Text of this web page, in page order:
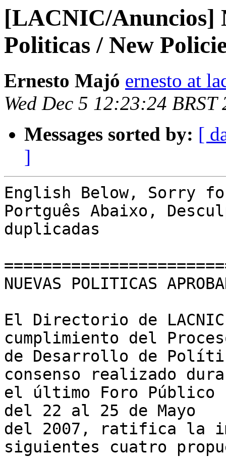
[LACNIC/Anuncios]
Politicas / New
Ernesto Majó ernesto at
Wed Dec 5 12:23:24 BRST
Messages sorted by: [
]
English Below, Sorry
Portguês Abaixo,
duplicadas
NUEVAS POLITICAS
El Directorio de
cumplimiento del
de Desarrollo de
consenso realizado
el último Foro Público
del 22 al 25 de Mayo
del 2007, ratifica la
siguientes cuatro